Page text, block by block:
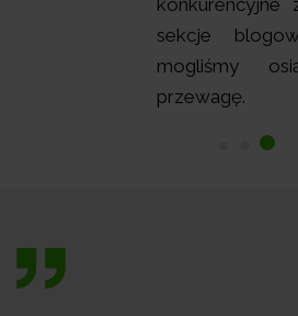
konkurencyjne
sekcje
mogliśmy
przewagę.